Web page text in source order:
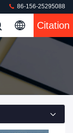
86-156-25295088
Citation